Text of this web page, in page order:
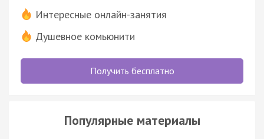
Интересные онлайн-занятия
Душевное комьюнити
Получить бесплатно
Популярные материалы